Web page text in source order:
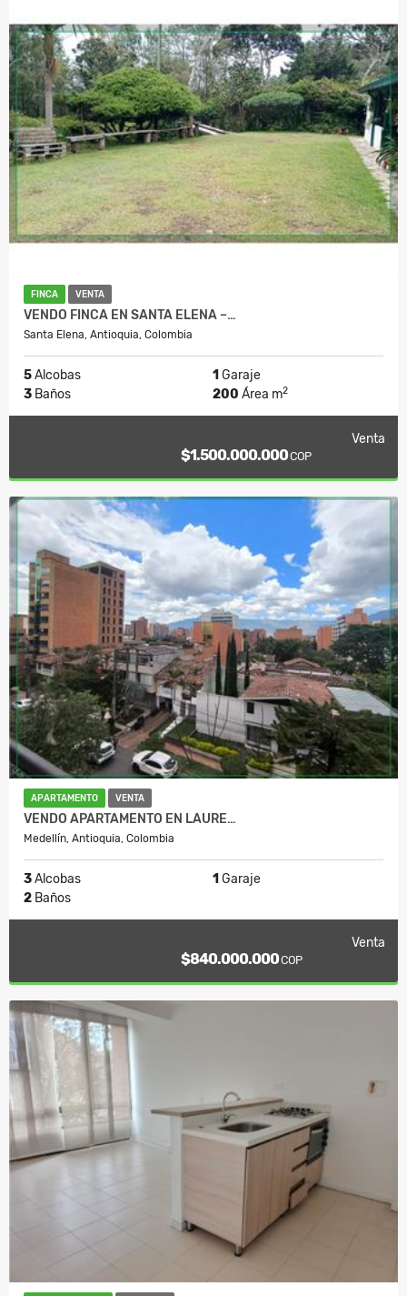
FINCA VENTA
VENDO FINCA EN SANTA ELENA –…
Santa Elena, Antioquia, Colombia
5Alcobas 1 Garaje
3 Baños 200 Área m2
Venta
$1.500.000.000COP
APARTAMENTO VENTA
VENDO APARTAMENTO EN LAURE…
Medellín, Antioquia, Colombia
3Alcobas 1 Garaje
2 Baños
Venta
$840.000.000COP